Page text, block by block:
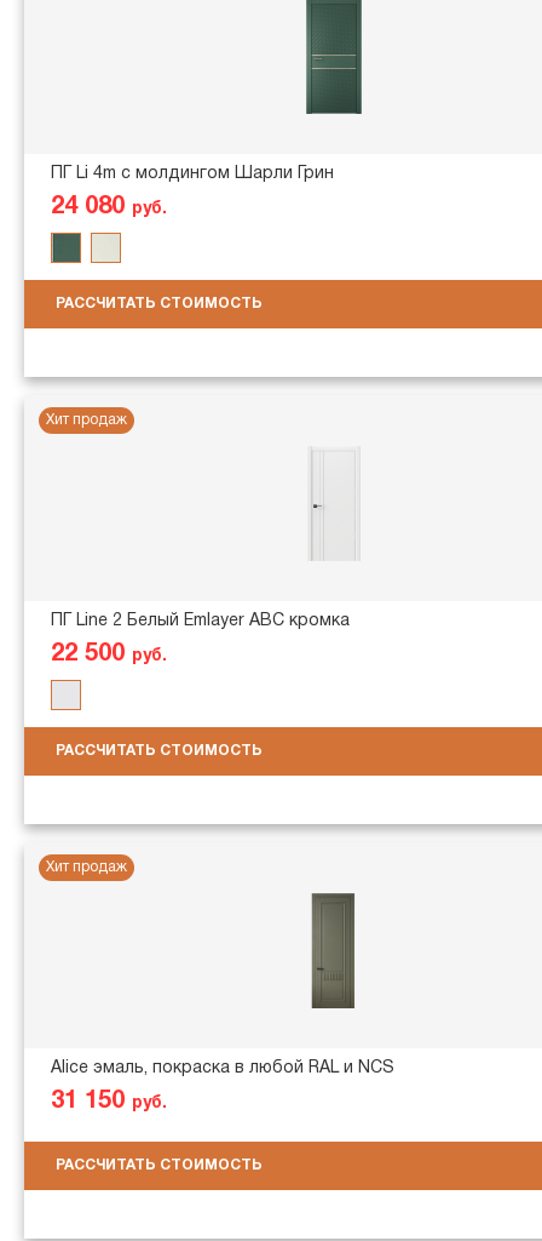
ПГ Li 4m с молдингом Шарли Грин
24 080 руб.
РАССЧИТАТЬ СТОИМОСТЬ
Хит продаж
ПГ Line 2 Белый Emlayer АВС кромка
22 500 руб.
РАССЧИТАТЬ СТОИМОСТЬ
Хит продаж
Alice эмаль, покраска в любой RAL и NCS
31 150 руб.
РАССЧИТАТЬ СТОИМОСТЬ